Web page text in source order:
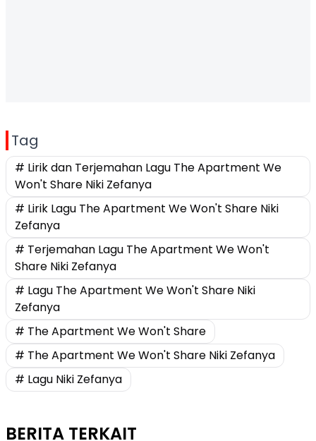
Tag
# Lirik dan Terjemahan Lagu The Apartment We
Won't Share Niki Zefanya
# Lirik Lagu The Apartment We Won't Share Niki
Zefanya
# Terjemahan Lagu The Apartment We Won't
Share Niki Zefanya
# Lagu The Apartment We Won't Share Niki
Zefanya
# The Apartment We Won't Share
# The Apartment We Won't Share Niki Zefanya
# Lagu Niki Zefanya
BERITA TERKAIT